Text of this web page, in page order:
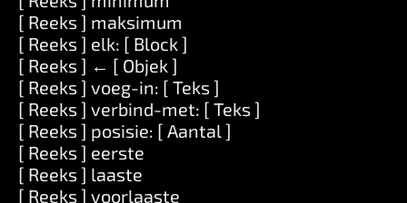
[ Reeks ] maksimum
[ Reeks ] elk: [ Block ]
[ Reeks ] ← [ Objek ]
[ Reeks ] voeg-in: [ Teks ]
[ Reeks ] verbind-met: [ Teks ]
[ Reeks ] posisie: [ Aantal ]
[ Reeks ] eerste
[ Reeks ] laaste
[ Reeks ] voorlaaste